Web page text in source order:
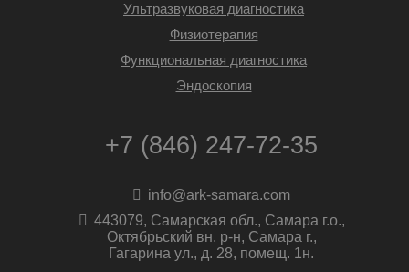
Ультразвуковая диагностика
Физиотерапия
Функциональная диагностика
Эндоскопия
+7 (846) 247-72-35
info@ark-samara.com
443079, Самарская обл., Самара г.о.,
Октябрьский вн. р-н, Самара г.,
Гагарина ул., д. 28, помещ. 1н.